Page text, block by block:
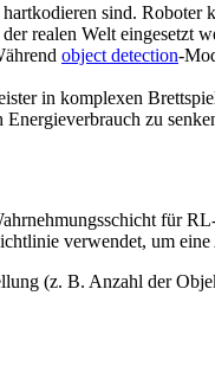
sind. Roboter
realen Welt eingesetzt
object detection-
in komplexen
zu
für
verwendet, um
(z. B. Anzahl der